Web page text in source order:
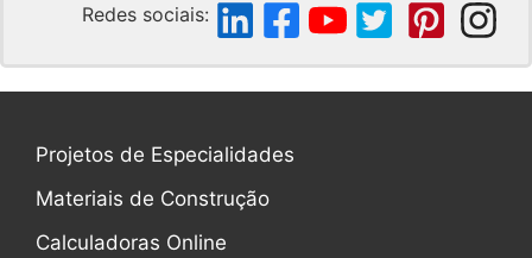
Redes sociais:
Projetos de Especialidades
Materiais de Construção
Calculadoras Online